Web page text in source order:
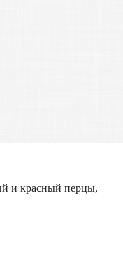
и красный перцы,